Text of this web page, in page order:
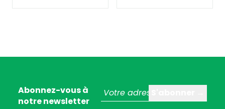
Abonnez-vous à
notre newsletter